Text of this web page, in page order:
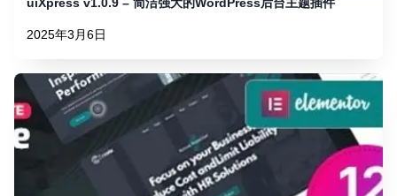
uiXpress v1.0.9 – 简洁强大的WordPress后台主题插件
2025年3月6日